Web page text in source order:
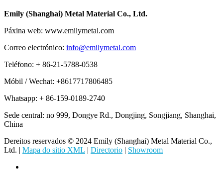
Emily (Shanghai) Metal Material Co., Ltd.
Páxina web: www.emilymetal.com
Correo electrónico: info@emilymetal.com
Teléfono: + 86-21-5788-0538
Móbil / Wechat: +8617717806485
Whatsapp: + 86-159-0189-2740
Sede central: no 999, Dongye Rd., Dongjing, Songjiang, Shanghai,
China
Dereitos reservados © 2024 Emily (Shanghai) Metal Material Co.,
Ltd. | Mapa do sitio XML | Directorio | Showroom